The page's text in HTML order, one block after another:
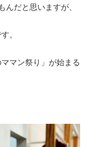
んだと思いますが、
。
マン祭り」が始まる